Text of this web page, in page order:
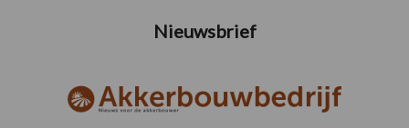
Nieuwsbrief